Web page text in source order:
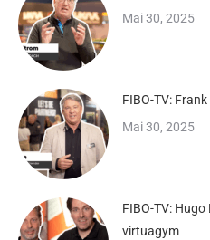
Mai 30, 2025
FIBO-TV:
Mai 30, 2025
FIBO-TV:
virtuagym